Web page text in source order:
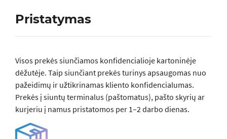
Pristatymas
Visos prеkės siunčiamos konfidencialioje kartoninėje
dėžutėje. Taip siunčiant prekės turinys apsaugomas nuo
pažeidimų ir užtikrinamas kliento konfidencialumas.
Prekės į siuntų terminalus (paštomatus), pašto skyrių ar
kurjeriu į namus pristatomos per 1–2 darbo dienas.